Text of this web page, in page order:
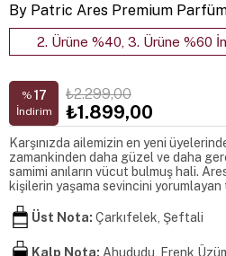
By Patric Ares Premium
2. Ürüne %40, 3. Ürüne %60
% 17
İndirim
₺2.299,00
₺1.899,00
Karşınızda ailemizin en yeni
zamankinden daha güzel ve daha
samimi anıların vücut bulmuş hali.
kişilerin yaşama sevincini
Üst Nota: Çarkıfelek, Şeftali
Kalp Nota: Ahududu, Frenk